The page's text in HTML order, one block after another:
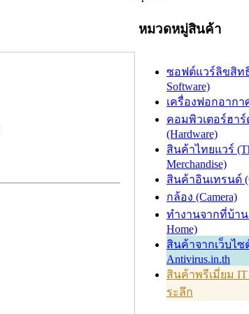
หมวดหมู่สินค้า
ซอฟต์แวร์ลิขสิทธิ์
Software)
เครื่องฟอกอากา
คอมพิวเตอร์ฮาร์
(Hardware)
สินค้าไทยแวร์
Merchandise)
สินค้าอินเทรนด์
กล้อง (Camera)
ทำงานจากที่บ้าน
Home)
สินค้าจากเว็บไซ
Antivirus.in.th
สินค้าพรีเมี่ยม
ระลึก